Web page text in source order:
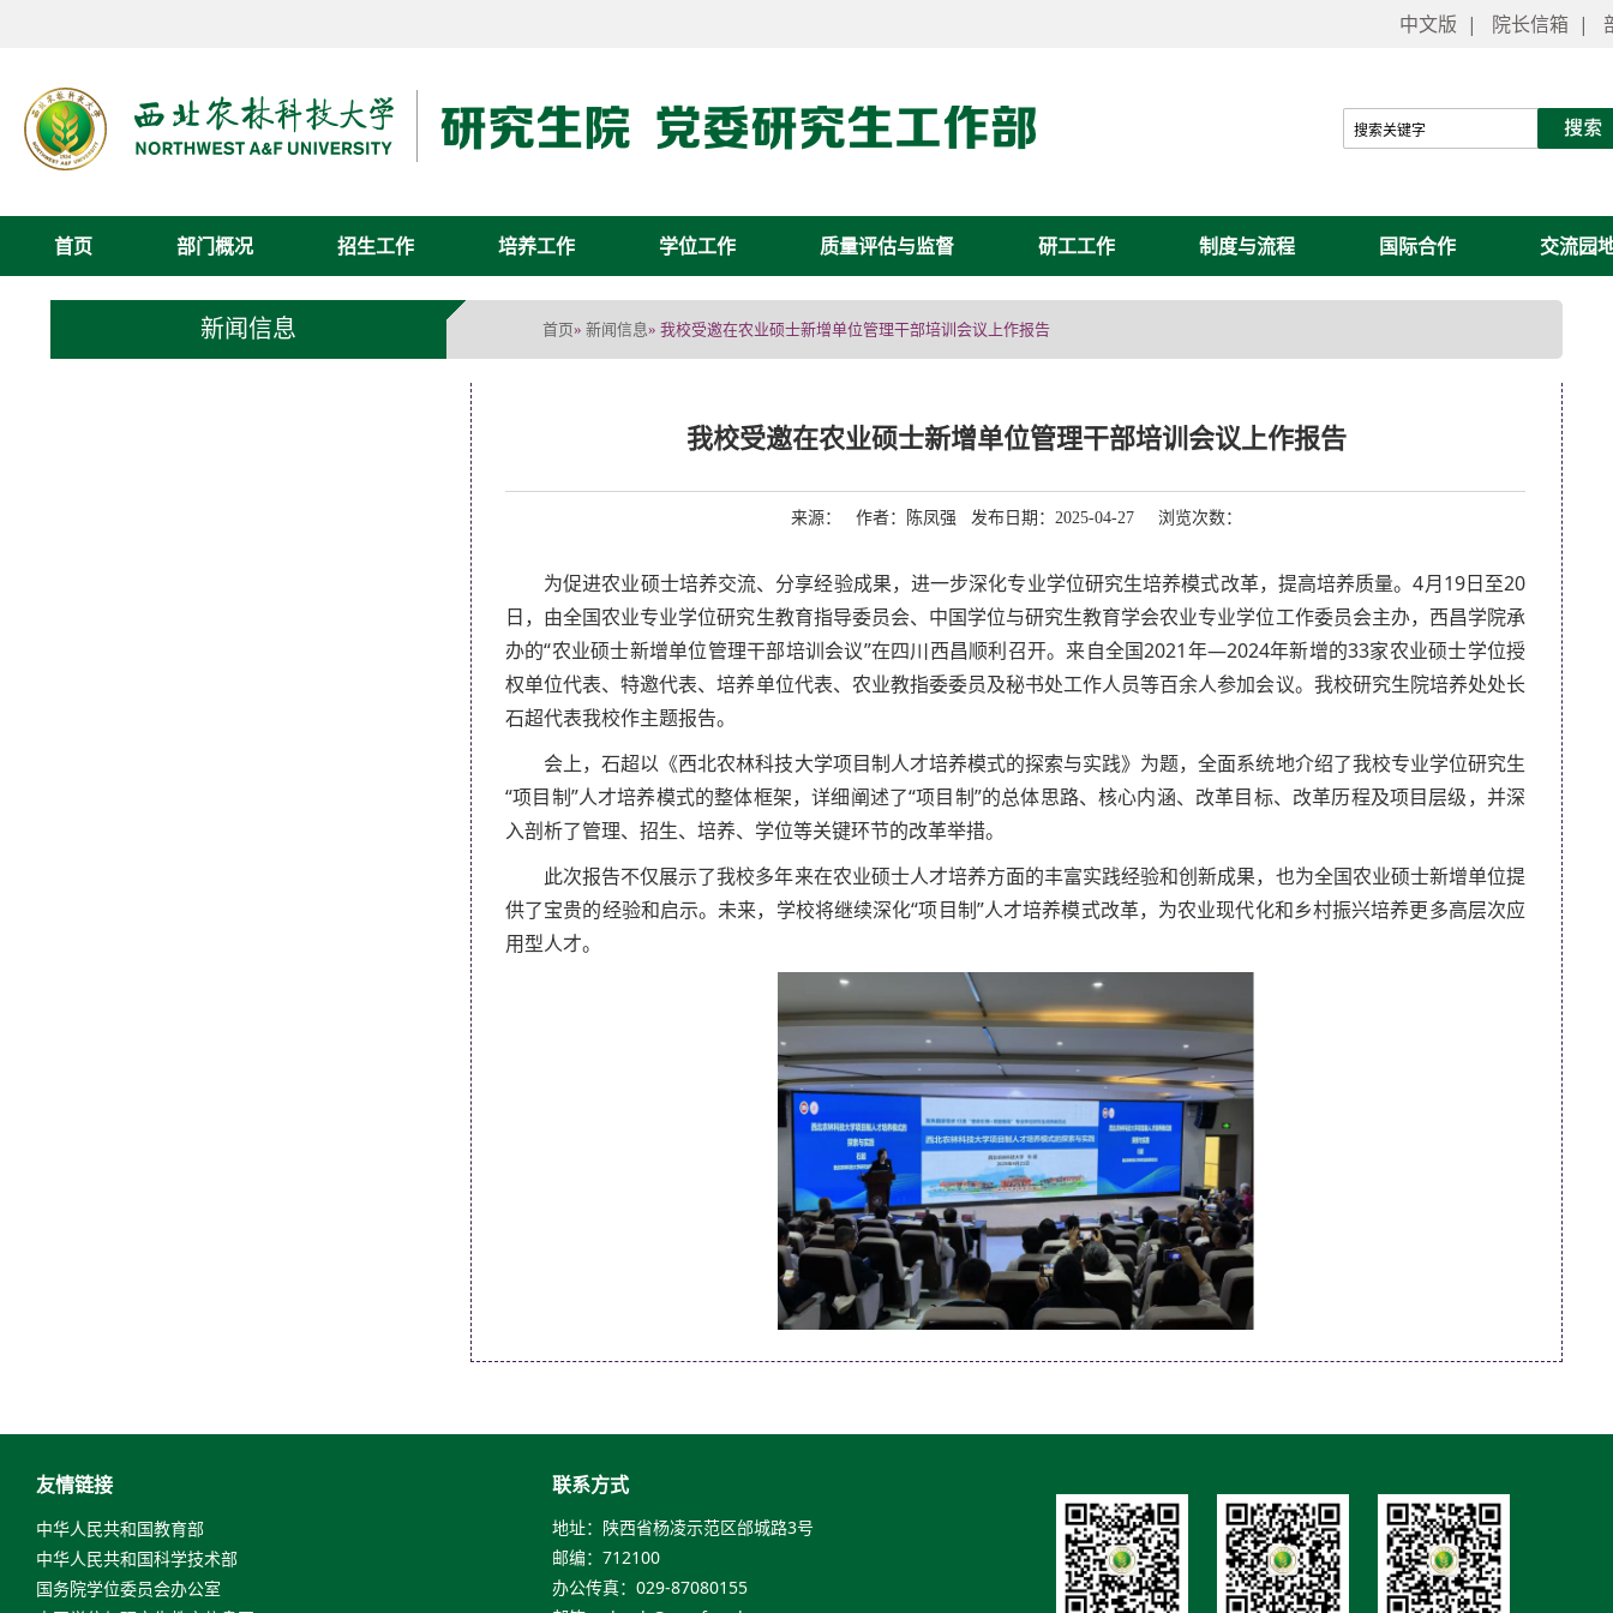
中文版 | 院长信箱 |
首页 部门概况 招生工作 培养工作 学位工作 质量评估与监督 研工工作 制度与流程 国际合作 交流园
新闻信息 首页» 新闻信息» 我校受邀在农业硕士新增单位管理干部培训会议上作报告
我校受邀在农业硕士新增单位管理干部培训会议上作报告
来源： 作者：陈凤强 发布日期：2025-04-27 浏览次数：
为促进农业硕士培养交流、分享经验成果，进一步深化专业学位研究生培养模式改革，提高培养质量。4月19日至20
日，由全国农业专业学位研究生教育指导委员会、中国学位与研究生教育学会农业专业学位工作委员会主办，西昌学院承
办的“农业硕士新增单位管理干部培训会议”在四川西昌顺利召开。来自全国2021年—2024年新增的33家农业硕士学位授
权单位代表、特邀代表、培养单位代表、农业教指委委员及秘书处工作人员等百余人参加会议。我校研究生院培养处处长
石超代表我校作主题报告。
会上，石超以《西北农林科技大学项目制人才培养模式的探索与实践》为题，全面系统地介绍了我校专业学位研究生
“项目制”人才培养模式的整体框架，详细阐述了“项目制”的总体思路、核心内涵、改革目标、改革历程及项目层级，并深
入剖析了管理、招生、培养、学位等关键环节的改革举措。
此次报告不仅展示了我校多年来在农业硕士人才培养方面的丰富实践经验和创新成果，也为全国农业硕士新增单位提
供了宝贵的经验和启示。未来，学校将继续深化“项目制”人才培养模式改革，为农业现代化和乡村振兴培养更多高层次应
用型人才。
友情链接
中华人民共和国教育部
中华人民共和国科学技术部
国务院学位委员会办公室
联系方式
地址：陕西省杨凌示范区邰城路3号
邮编：712100
办公传真：029-87080155